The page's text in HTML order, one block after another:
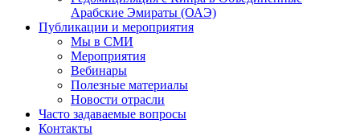
Арабские Эмираты (ОАЭ)
Публикации и мероприятия
Мы в СМИ
Мероприятия
Вебинары
Полезные материалы
Новости отрасли
Часто задаваемые вопросы
Контакты